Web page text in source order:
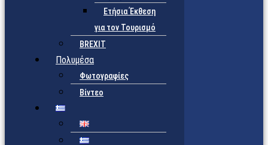
Ετήσια Έκθεση
για τον Τουρισμό
BREXIT
Πολυμέσα
Φωτογραφίες
Βίντεο